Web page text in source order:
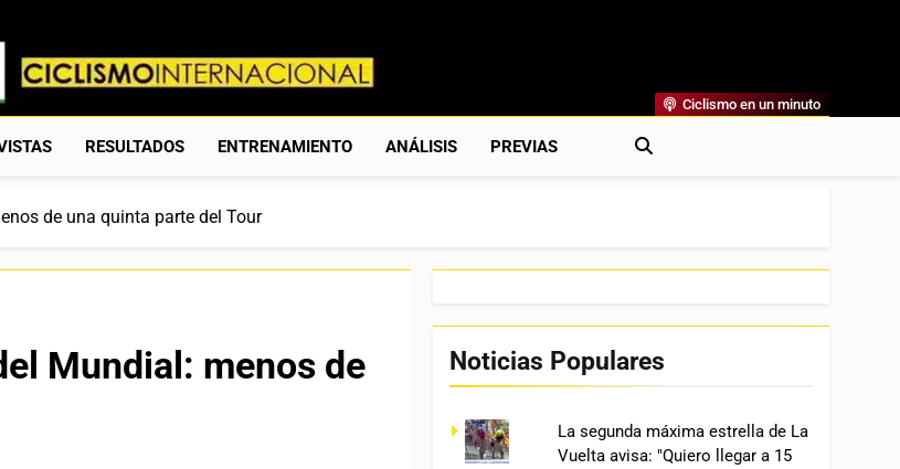
Internacional
Al Ciclismo Mundial. Entrevistas, Análisis, Crónicas, Previas Y Más. La Web Ciclista De Referencia.
Ciclismo en un minuto
RESULTADOS ENTRENAMIENTO ANÁLISIS PREVIAS
de una quinta parte del Tour
Mundial: menos de
Noticias Populares
La segunda máxima estrella de La
Vuelta avisa: "Quiero llegar a 15